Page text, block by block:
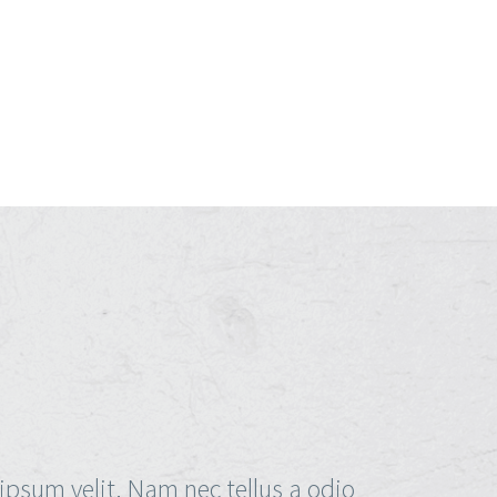
velit. Nam nec tellus a odio